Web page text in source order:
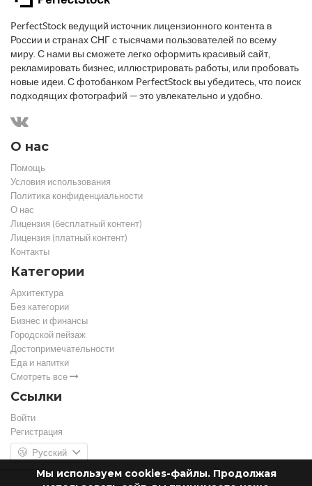
Мы используем cookies-файлы. Продолжая
PerfectStock ведущий источник лицензионного контента в
России и странах СНГ с тысячами пользователей по всему
миру. С нами вы сможете легко оформить красивый сайт,
рекламировать бизнес, иллюстрировать работы, или пробовать
новые идеи. С фотобанком PerfectStock вы убедитесь, что поиск
подходящих фотографий — это увлекательно и удобно.
О нас
Помощь
Условия использования
Политика конфиденциальности
О нас
Лицензия (бесплатный контент)
Лицензия (платный контент)
Контакты
Категории
Архитектура
Без категории
Бизнес и финансы
Городской пейзаж
Достопримечательности
Еда и напитки
Смотреть все
Ссылки
Войти
Регистрация
Русский